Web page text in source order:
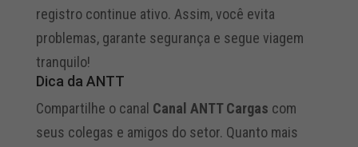
registro continue ativo. Assim, você evita
problemas, garante segurança e segue viagem
tranquilo!
Dica da ANTT
Compartilhe o canal Canal ANTT Cargas com
seus colegas e amigos do setor. Quanto mais